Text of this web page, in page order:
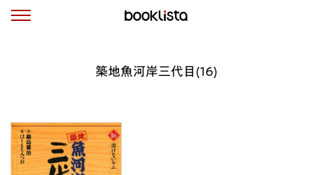
築地魚河岸三代目(16)